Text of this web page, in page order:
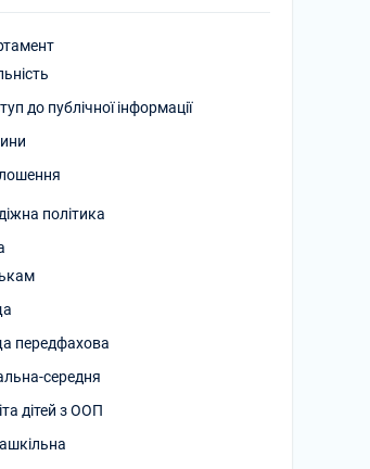
до публічної інформації
політика
передфахова
середня
дітей з ООП